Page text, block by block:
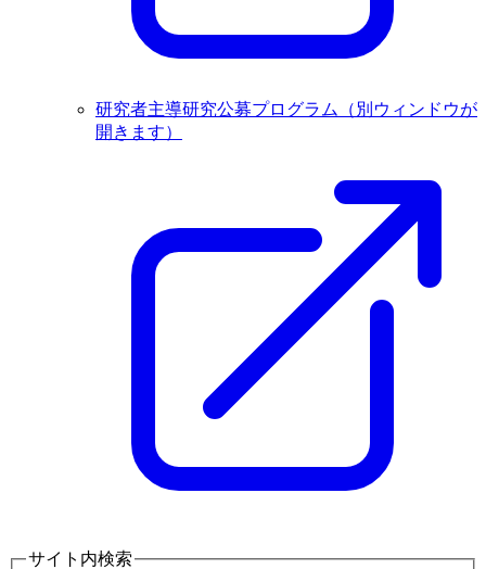
研究者主導研究公募プログラム
（別ウィンドウが
開きます）
サイト内検索